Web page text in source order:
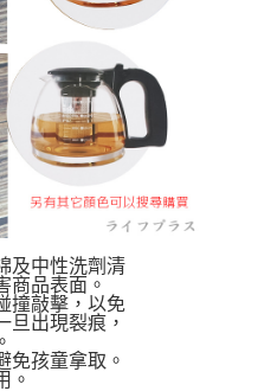
及中性洗劑清
商品表面。
撞敲擊，以免
旦出現裂痕，
免孩童拿取。
。